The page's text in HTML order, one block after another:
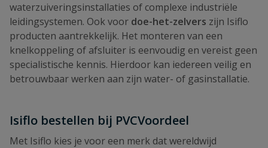
waterzuiveringsinstallaties of complexe industriële
leidingsystemen. Ook voor doe-het-zelvers zijn Isiflo
producten aantrekkelijk. Het monteren van een
knelkoppeling of afsluiter is eenvoudig en vereist geen
specialistische kennis. Hierdoor kan iedereen veilig en
betrouwbaar werken aan zijn water- of gasinstallatie.
Isiflo bestellen bij PVCVoordeel
Met Isiflo kies je voor een merk dat wereldwijd